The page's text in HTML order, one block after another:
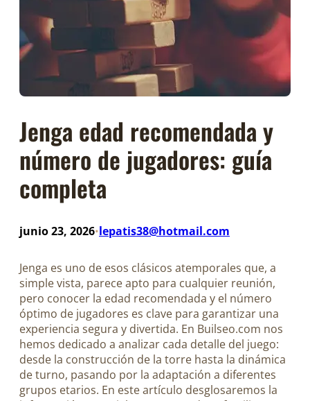
Jenga edad recomendada y
número de jugadores: guía
completa
junio 23, 2026•lepatis38@hotmail.com
Jenga es uno de esos clásicos atemporales que, a
simple vista, parece apto para cualquier reunión,
pero conocer la edad recomendada y el número
óptimo de jugadores es clave para garantizar una
experiencia segura y divertida. En Builseo.com nos
hemos dedicado a analizar cada detalle del juego:
desde la construcción de la torre hasta la dinámica
de turno, pasando por la adaptación a diferentes
grupos etarios. En este artículo desglosaremos la